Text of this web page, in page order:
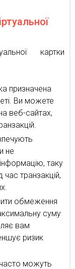
картки
призначена
Ви можете
веб-сайтах,
не
таку
час транзакцій,
обмеження
суму
вам
ризик
часто можуть